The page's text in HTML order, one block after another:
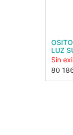
LUZ
Sin
80